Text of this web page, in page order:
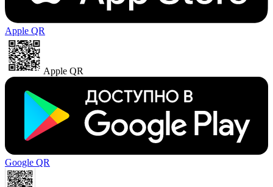
Apple QR
Apple QR
Google QR